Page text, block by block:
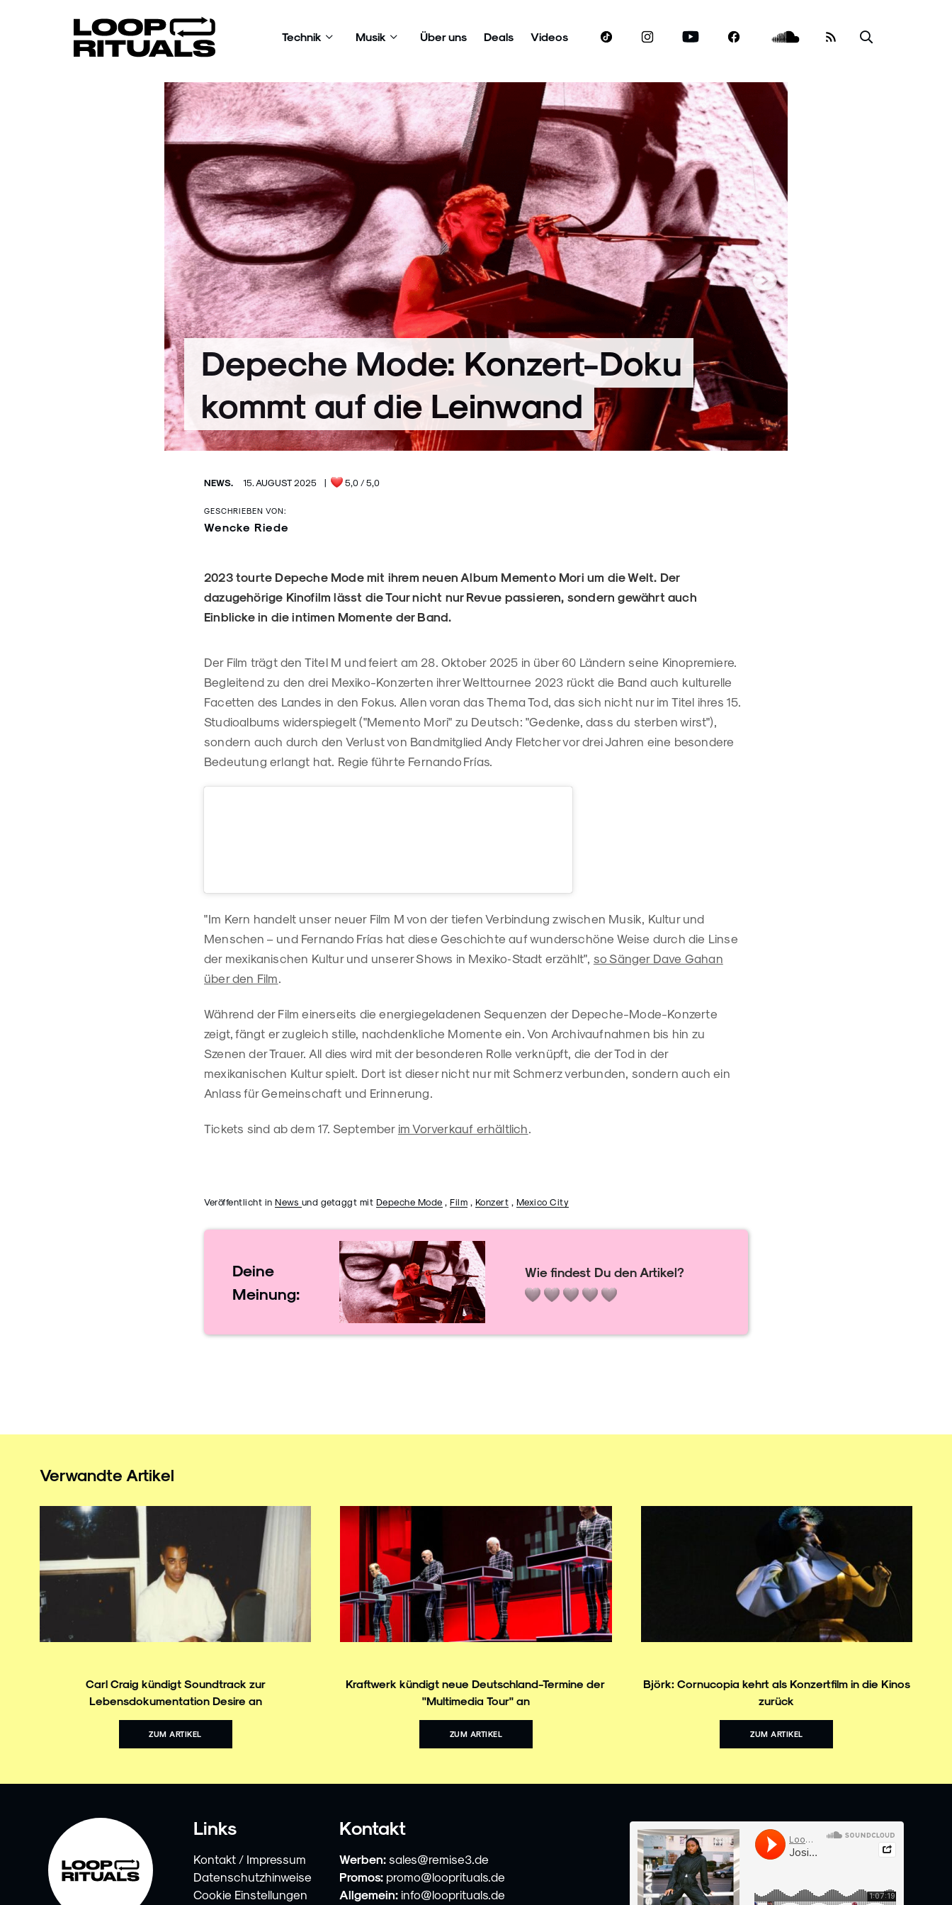
Technik Musik Über uns Deals Videos
Depeche Mode: Konzert-Doku
kommt auf die Leinwand
NEWS. 15. AUGUST 2025 | 5,0 / 5,0
GESCHRIEBEN VON:
Wencke Riede
2023 tourte Depeche Mode mit ihrem neuen Album Memento Mori um die Welt. Der
dazugehörige Kinofilm lässt die Tour nicht nur Revue passieren, sondern gewährt auch
Einblicke in die intimen Momente der Band.
Der Film trägt den Titel M und feiert am 28. Oktober 2025 in über 60 Ländern seine Kinopremiere.
Begleitend zu den drei Mexiko-Konzerten ihrer Welttournee 2023 rückt die Band auch kulturelle
Facetten des Landes in den Fokus. Allen voran das Thema Tod, das sich nicht nur im Titel ihres 15.
Studioalbums widerspiegelt ("Memento Mori" zu Deutsch: "Gedenke, dass du sterben wirst"),
sondern auch durch den Verlust von Bandmitglied Andy Fletcher vor drei Jahren eine besondere
Bedeutung erlangt hat. Regie führte Fernando Frías.
"Im Kern handelt unser neuer Film M von der tiefen Verbindung zwischen Musik, Kultur und
Menschen – und Fernando Frías hat diese Geschichte auf wunderschöne Weise durch die Linse
der mexikanischen Kultur und unserer Shows in Mexiko‑Stadt erzählt", so Sänger Dave Gahan
über den Film.
Während der Film einerseits die energiegeladenen Sequenzen der Depeche-Mode-Konzerte
zeigt, fängt er zugleich stille, nachdenkliche Momente ein. Von Archivaufnahmen bis hin zu
Szenen der Trauer. All dies wird mit der besonderen Rolle verknüpft, die der Tod in der
mexikanischen Kultur spielt. Dort ist dieser nicht nur mit Schmerz verbunden, sondern auch ein
Anlass für Gemeinschaft und Erinnerung.
Tickets sind ab dem 17. September im Vorverkauf erhältlich.
Veröffentlicht in News und getaggt mit Depeche Mode , Film , Konzert , Mexico City
Deine
Meinung:
Wie findest Du den Artikel?
Verwandte Artikel
Carl Craig kündigt Soundtrack zur
Lebensdokumentation Desire an
ZUM ARTIKEL
Kraftwerk kündigt neue Deutschland-Termine der
"Multimedia Tour" an
ZUM ARTIKEL
Björk: Cornucopia kehrt als Konzertfilm in die Kinos
zurück
ZUM ARTIKEL
Links
Kontakt / Impressum
Datenschutzhinweise
Cookie Einstellungen
Kontakt
Werben: sales@remise3.de
Promos: promo@looprituals.de
Allgemein: info@looprituals.de